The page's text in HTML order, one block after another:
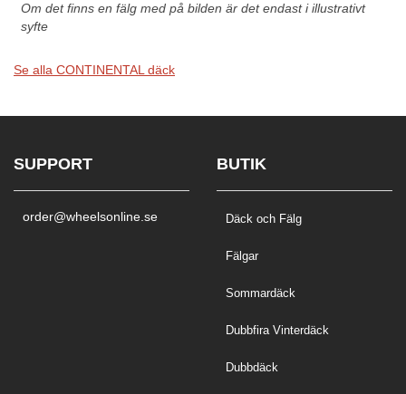
Om det finns en fälg med på bilden är det endast i illustrativt
syfte
Se alla CONTINENTAL däck
SUPPORT
order@wheelsonline.se
BUTIK
Däck och Fälg
Fälgar
Sommardäck
Dubbfira Vinterdäck
Dubbdäck